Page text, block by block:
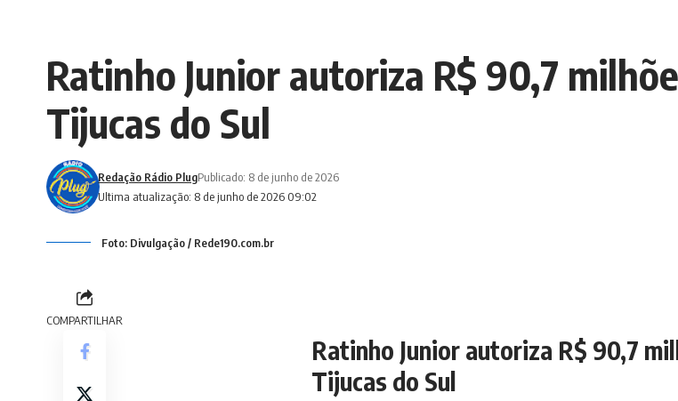
Ratinho Junior autoriza R$ 90,7
Tijucas do Sul
Ultima atualização: 8 de junho de 2026 09:02
Redação Rádio PlugPublicado: 8 de junho de 2026
Foto: Divulgação / Rede190.com.br
COMPARTILHAR
Ratinho Junior autoriza R$ 90,7
Tijucas do Sul